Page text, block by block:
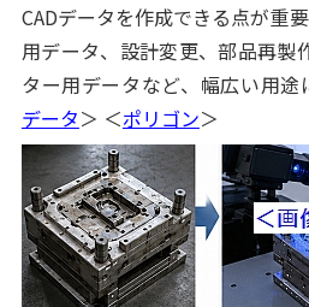
CADデータを作成できる点が重
用データ、設計変更、部品再製
ター用データなど、幅広い用途
データ＞ ＜ポリゴン＞